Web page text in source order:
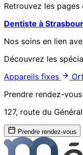
Retrouvez les
Dentiste à
Nos soins en lien
Découvrez les
Appareils fixes
Prendre rendez-
127, route du
Prendre rendez-vous